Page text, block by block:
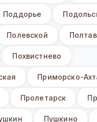
Поддорье
Полевской
Похвистнево
Приморско-
Пролетарск
Пушкино